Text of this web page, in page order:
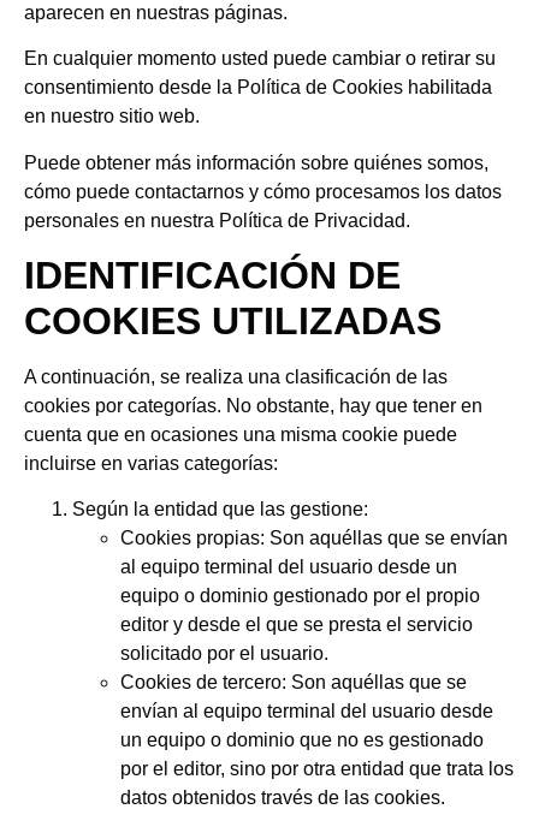
aparecen en nuestras páginas.
En cualquier momento usted puede cambiar o retirar su
consentimiento desde la Política de Cookies habilitada
en nuestro sitio web.
Puede obtener más información sobre quiénes somos,
cómo puede contactarnos y cómo procesamos los datos
personales en nuestra Política de Privacidad.
IDENTIFICACIÓN DE
COOKIES UTILIZADAS
A continuación, se realiza una clasificación de las
cookies por categorías. No obstante, hay que tener en
cuenta que en ocasiones una misma cookie puede
incluirse en varias categorías:
Según la entidad que las gestione:
Cookies propias: Son aquéllas que se envían
al equipo terminal del usuario desde un
equipo o dominio gestionado por el propio
editor y desde el que se presta el servicio
solicitado por el usuario.
Cookies de tercero: Son aquéllas que se
envían al equipo terminal del usuario desde
un equipo o dominio que no es gestionado
por el editor, sino por otra entidad que trata los
datos obtenidos través de las cookies.